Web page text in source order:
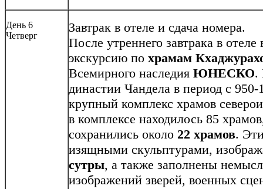
День 6
Четверг
Завтрак в отеле и сдача номера.
После утреннего завтрака в
экскурсию по храмам
Всемирного наследия ЮНЕСКО.
династии Чандела в период с
крупный комплекс храмов
в комплексе находилось 85
сохранились около 22 храмов.
изящными скульптурами,
сутры, а также заполнены
изображений зверей, военных